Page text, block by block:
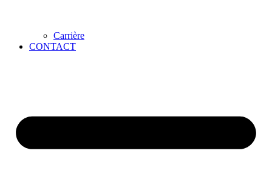
Carrière
CONTACT